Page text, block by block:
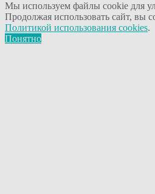
Мы используем файлы cookie для
Продолжая использовать сайт, вы
Политикой использования cookies.
Понятно